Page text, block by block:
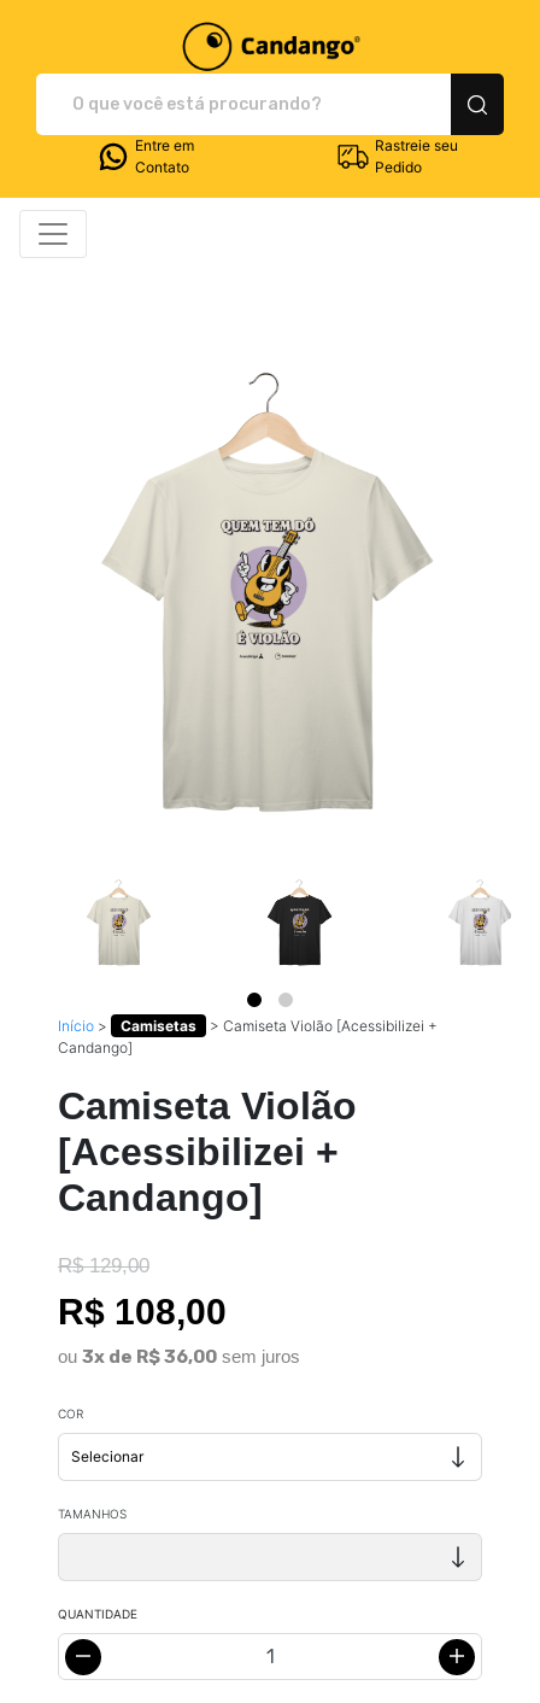
Entre em
Contato
Rastreie seu
Pedido
Início > Camisetas > Camiseta Violão [Acessibilizei +
Candango]
Camiseta Violão
[Acessibilizei +
Candango]
R$ 129,00
R$ 108,00
ou 3x de R$ 36,00 sem juros
COR
TAMANHOS
QUANTIDADE